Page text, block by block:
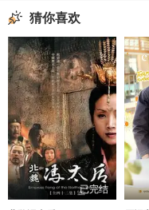
猜你喜欢
已完结